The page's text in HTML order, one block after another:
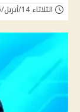
الثلاثاء 14/أبريل/2026 - 11:56 ص